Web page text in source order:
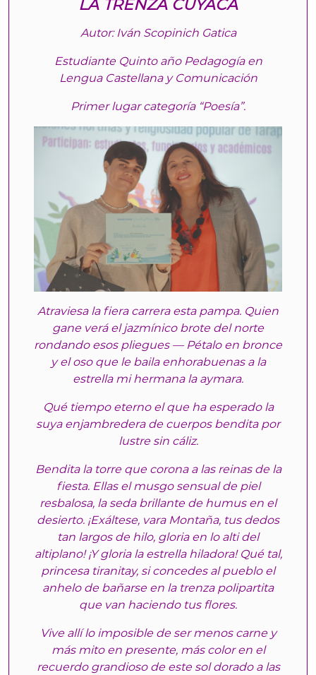
LA TRENZA CUYACA
Autor: Iván Scopinich Gatica
Estudiante Quinto año Pedagogía en
Lengua Castellana y Comunicación
Primer lugar categoría “Poesía”.
Atraviesa la fiera carrera esta pampa. Quien
gane verá el jazmínico brote del norte
rondando esos pliegues — Pétalo en bronce
y el oso que le baila enhorabuenas a la
estrella mi hermana la aymara.
Qué tiempo eterno el que ha esperado la
suya enjambredera de cuerpos bendita por
lustre sin cáliz.
Bendita la torre que corona a las reinas de la
fiesta. Ellas el musgo sensual de piel
resbalosa, la seda brillante de humus en el
desierto. ¡Exáltese, vara Montaña, tus dedos
tan largos de hilo, gloria en lo alti del
altiplano! ¡Y gloria la estrella hiladora! Qué tal,
princesa tiranitay, si concedes al pueblo el
anhelo de bañarse en la trenza polipartita
que van haciendo tus flores.
Vive allí lo imposible de ser menos carne y
más mito en presente, más color en el
recuerdo grandioso de este sol dorado a las